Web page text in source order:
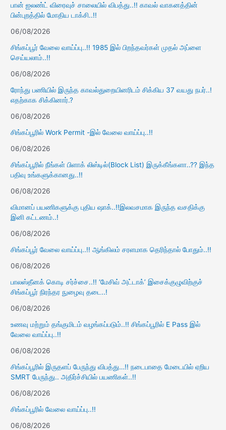
பான் ஐலண்ட் விரைவுச் சாலையில் விபத்து..!! காவல் வாகனத்தின்
பின்புறத்தில் மோதிய டாக்சி..!!
06/08/2026
சிங்கப்பூர் வேலை வாய்ப்பு..!! 1985 இல் பிறந்தவர்கள் முதல் அப்ளை
செய்யலாம்..!!
06/08/2026
ரோந்து பணியில் இருந்த காவல்துறையினரிடம் சிக்கிய 37 வயது நபர்..!
எதற்காக சிக்கினார்.?
06/08/2026
சிங்கப்பூரில் Work Permit -இல் வேலை வாய்ப்பு..!!
06/08/2026
சிங்கப்பூரில் நீங்கள் பிளாக் லிஸ்டில்(Block List) இருக்கீங்களா..?? இந்த
பதிவு உங்களுக்கானது..!!
06/08/2026
விமானப் பயணிகளுக்கு புதிய ஷாக்..!!இலவசமாக இருந்த வசதிக்கு
இனி கட்டணம்..!
06/08/2026
சிங்கப்பூர் வேலை வாய்ப்பு..!! ஆங்கிலம் சரளமாக தெரிந்தால் போதும்..!!
06/08/2026
பாலஸ்தீனக் கொடி சர்ச்சை..!! ‘மேசிவ் அட்டாக்’ இசைக்குழுவிற்குச்
சிங்கப்பூர் நிரந்தர நுழைவு தடை..!
06/08/2026
உணவு மற்றும் தங்குமிடம் வழங்கப்படும்..!! சிங்கப்பூரில் E Pass இல்
வேலை வாய்ப்பு..!!
06/08/2026
சிங்கப்பூரில் இருதளப் பேருந்து விபத்து…!! நடைபாதை மேடையில் ஏறிய
SMRT பேருந்து.. அதிர்ச்சியில் பயணிகள்..!!
06/08/2026
சிங்கப்பூரில் வேலை வாய்ப்பு..!!
06/08/2026